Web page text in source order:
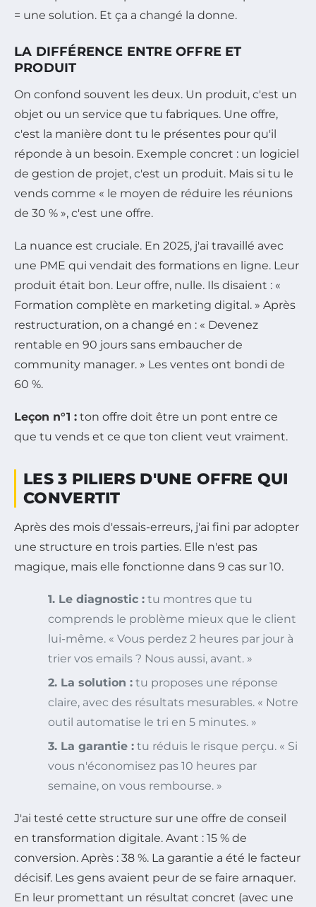
= une solution. Et ça a changé la donne.
LA DIFFÉRENCE ENTRE OFFRE ET
PRODUIT
On confond souvent les deux. Un produit, c'est un
objet ou un service que tu fabriques. Une offre,
c'est la manière dont tu le présentes pour qu'il
réponde à un besoin. Exemple concret : un logiciel
de gestion de projet, c'est un produit. Mais si tu le
vends comme « le moyen de réduire les réunions
de 30 % », c'est une offre.
La nuance est cruciale. En 2025, j'ai travaillé avec
une PME qui vendait des formations en ligne. Leur
produit était bon. Leur offre, nulle. Ils disaient : «
Formation complète en marketing digital. » Après
restructuration, on a changé en : « Devenez
rentable en 90 jours sans embaucher de
community manager. » Les ventes ont bondi de
60 %.
Leçon n°1 : ton offre doit être un pont entre ce
que tu vends et ce que ton client veut vraiment.
LES 3 PILIERS D'UNE OFFRE QUI
CONVERTIT
Après des mois d'essais-erreurs, j'ai fini par adopter
une structure en trois parties. Elle n'est pas
magique, mais elle fonctionne dans 9 cas sur 10.
1. Le diagnostic : tu montres que tu
comprends le problème mieux que le client
lui-même. « Vous perdez 2 heures par jour à
trier vos emails ? Nous aussi, avant. »
2. La solution : tu proposes une réponse
claire, avec des résultats mesurables. « Notre
outil automatise le tri en 5 minutes. »
3. La garantie : tu réduis le risque perçu. « Si
vous n'économisez pas 10 heures par
semaine, on vous rembourse. »
J'ai testé cette structure sur une offre de conseil
en transformation digitale. Avant : 15 % de
conversion. Après : 38 %. La garantie a été le facteur
décisif. Les gens avaient peur de se faire arnaquer.
En leur promettant un résultat concret (avec une